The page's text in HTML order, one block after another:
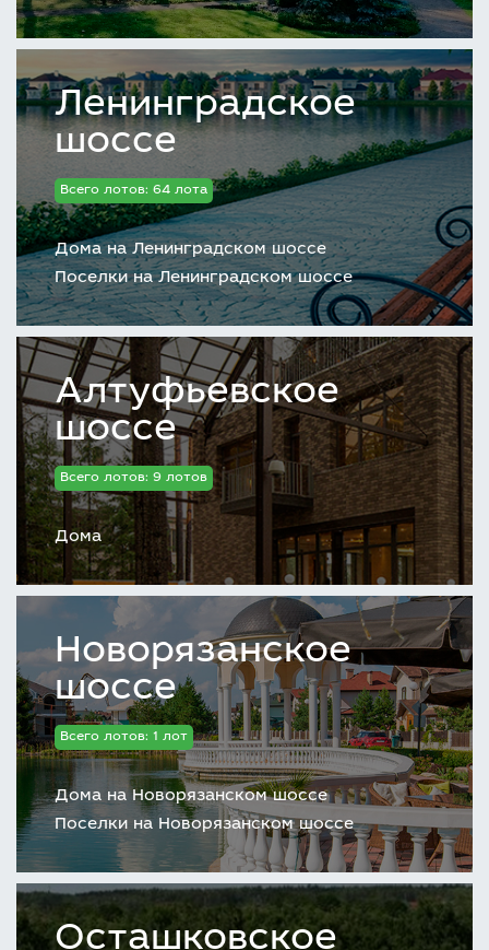
Ленинградское
шоссе
Всего лотов: 64 лота
Дома на Ленинградском шоссе
Поселки на Ленинградском шоссе
Алтуфьевское
шоссе
Всего лотов: 9 лотов
Дома
Новорязанское
шоссе
Всего лотов: 1 лот
Дома на Новорязанском шоссе
Поселки на Новорязанском шоссе
Осташковское